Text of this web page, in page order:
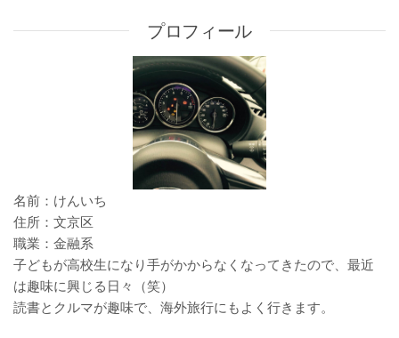
シ
プロフィール
名前：けんいち
住所：文京区
職業：金融系
子どもが高校生になり手がかからなくなってきたので、最近
は趣味に興じる日々（笑）
読書とクルマが趣味で、海外旅行にもよく行きます。